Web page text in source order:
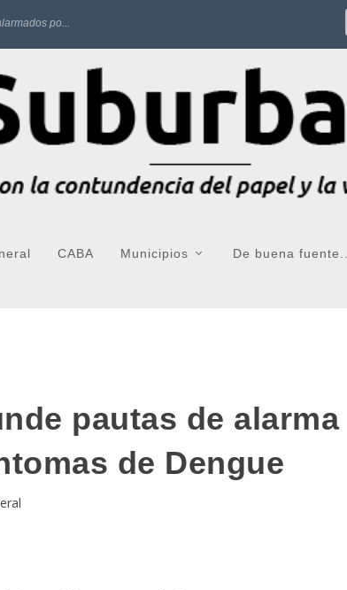
po...
CABA Municipios De buena fuente...
pautas de alarma
de Dengue